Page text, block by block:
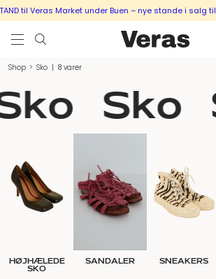
til Veras Market under Buen – nye stande i salg til
Shop > Sko | 8 varer
Sko
HØJHÆLEDE
SKO
SANDALER SNEAKERS